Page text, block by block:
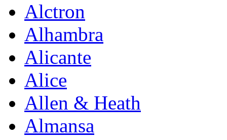
Alctron
Alhambra
Alicante
Alice
Allen & Heath
Almansa